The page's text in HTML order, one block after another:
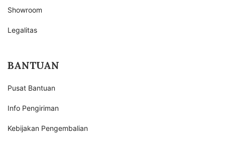
Showroom
Legalitas
BANTUAN
Pusat Bantuan
Info Pengiriman
Kebijakan Pengembalian